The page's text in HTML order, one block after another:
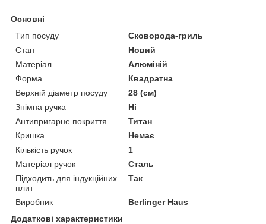
Основні
Тип посуду
Сковорода-гриль
Стан
Новий
Матеріал
Алюміній
Форма
Квадратна
Верхній діаметр посуду
28 (см)
Знімна ручка
Ні
Антипригарне покриття
Титан
Кришка
Немає
Кількість ручок
1
Матеріал ручок
Сталь
Підходить для індукційних
плит
Так
Виробник
Berlinger Haus
Додаткові характеристики